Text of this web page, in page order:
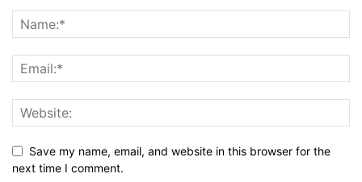
Save my name, email, and website in this browser for the
next time I comment.